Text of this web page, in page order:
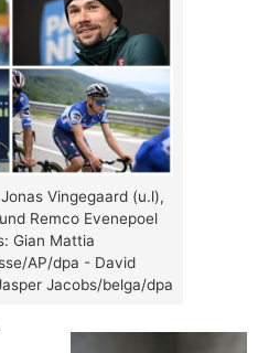
Vingegaard (u.l),
Remco Evenepoel
Gian Mattia
AP/dpa - David
Jacobs/belga/dpa